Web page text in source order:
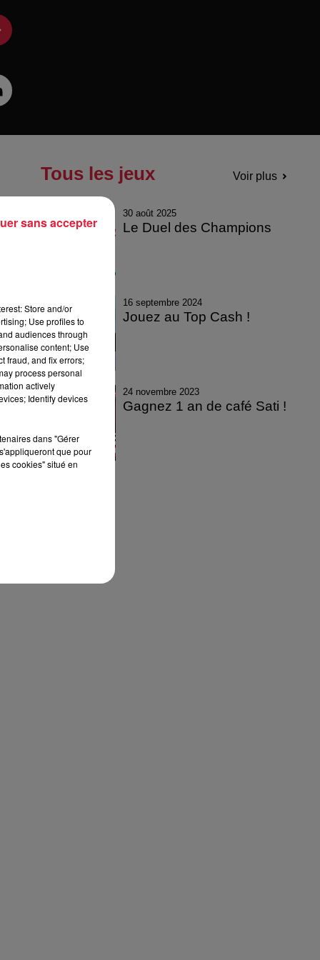
Tous les jeux Voir plus
30 août 2025
Le Duel des Champions
16 septembre 2024
Jouez au Top Cash !
24 novembre 2023
Gagnez 1 an de café Sati !
Store and/or
Use profiles to
audiences through
content; Use
fraud, and fix errors;
process personal
actively
Identify devices
dans "Gérer
que pour
cookies" situé en
sans accepter